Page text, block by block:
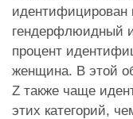
идентифицирован
гендерфлюидный
процент
женщина. В этой
Z также чаще
этих категорий,